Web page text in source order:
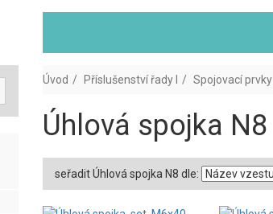
Úvod Příslušenství řady I Spojovací prvky
Úhlová spojka N8
seřadit Úhlová spojka N8 dle: